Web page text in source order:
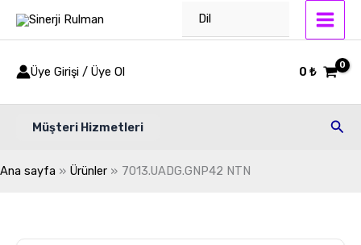
atla
Dil
Üye Girişi / Üye Ol 0₺
Müşteri Hizmetleri
Ana sayfa Ürünler 7013.UADG.GNP42 NTN
NTN
adet